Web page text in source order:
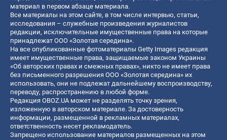
материал в первом абзаце материала.
Все материалы на этом сайте, в том числе интервью, статьи,
исследования – служебные произведения журналистов
редакции, исключительные имущественные права на которые
принадлежат ООО «Золотая середина».
На все опубликованные фотоматериалы Getty Images редакция
имеет имущественные права, защищаемые законом Украины
«Об авторских правах и смежных правах», никто не имеет права
без письменного разрешения ООО «Золотая середина» их
использовать, они не подлежат дальнейшему воспроизводству,
переводу, распространению в любой форме.
Редакция OBOZ.UA может не разделять точку зрения,
изложенную в авторском материале. За достоверность
информации, размещенной в рекламных материалах,
ответственность несет рекламодатель.
Запрещено использование материалов размещенных на этом